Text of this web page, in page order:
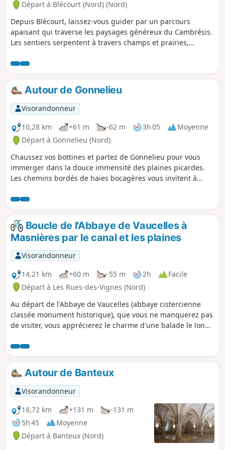
ressourcer et redécouvrir les trésors cachés de notre
région.
Départ à Blécourt (Nord) (Nord)
Depuis Blécourt, laissez-vous guider par un parcours
apaisant qui traverse les paysages généreux du Cambrésis.
Les sentiers serpentent à travers champs et prairies,
authenticité, puis à Bantigny, petit village au charme
discret, avant de rejoindre Abancourt et ses panoramas
ouverts sur la campagne environnante. Ici, chaque pas est
une invitation à savourer le silence des chemins de
traverse, à observer le travail de la terre et à se laisser
imprégner par la douceur des lieux. Une escapade idéale
pour se ressourcer et redécouvrir la richesse simple de la
vie rurale.
Autour de Gonnelieu
Visorandonneur
10,28 km
+61 m -62 m 3h 05
Moyenne
Départ à Gonnelieu (Nord)
Chaussez vos bottines et partez de Gonnelieu pour vous
immerger dans la douce immensité des plaines picardes.
Les chemins bordés de haies bocagères vous invitent à
pas. Au détour de Gouzeaucourt, laissez-vous surprendre
par l’ombre des forêts, mémoire silencieuse des batailles
qui ont façonné ces terres. Poursuivez vers Villers-Guislain,
où les vallons verdoyants et les clochers champêtres offrent
une halte ressourçante, entre nature et histoire. Entre
patrimoine discret et paysages apaisants, cet itinéraire
révèle toute la poésie du petit patrimoine rural.
Boucle de l'Abbaye de Vaucelles à
Masnières par le canal et les plaines
Visorandonneur
14,21 km
+60 m -55 m 2h
Facile
Départ à Les Rues-des-Vignes (Nord)
Au départ de l'Abbaye de Vaucelles (abbaye cistercienne
classée monument historique), que vous ne manquerez pas
de visiter, vous apprécierez le charme d'une balade le long
magnifiques points de vue sur les plaines du Cambrésis.
Autour de Banteux
Visorandonneur
18,72 km
+131 m
-131 m
5h 45
Moyenne
Départ à Banteux (Nord)